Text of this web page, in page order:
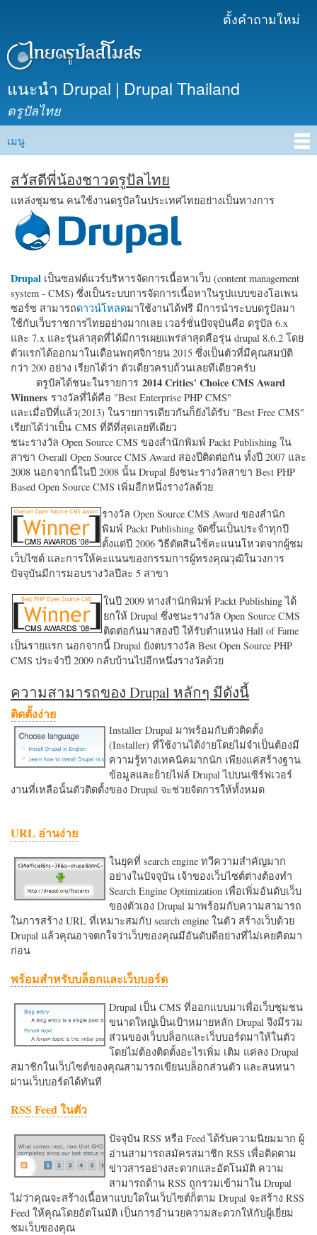
เนื้อหา
ตั้งคำถามใหม่
แนะนำ Drupal | Drupal Thailand
ดรูปัลไทย
Main menu
เมนู
สวัสดีพี่น้องชาวดรูปัลไทย
แหล่งชุมชน คนใช้งานดรูปัลในประเทศไทยอย่างเป็นทางการ
Drupal เป็นซอฟต์แวร์บริหารจัดการเนื้อหาเว็บ (content management
system - CMS) ซึ่งเป็นระบบการจัดการเนื้อหาในรูปแบบของโอเพน
ซอร์ซ สามารถดาวน์โหลดมาใช้งานได้ฟรี มีการนำระบบดรูปัลมา
ใช้กับเว็บราชการไทยอย่างมากเลย เวอร์ชั่นปัจจุบันคือ ดรูปัล 6.x
และ 7.x และรุ่นล่าสุดที่ได้มีการเผยแพร่ล่าสุดคือรุ่น drupal 8.6.2 โดย
ตัวแรกได้ออกมาในเดือนพฤศจิกายน 2015 ซึ่งเป็นตัวที่มีคุณสมบัติ
กว่า 200 อย่าง เรียกได้ว่า ตัวเดียวครบถ้วนเลยทีเดียวครับ
ดรูปัลได้ชนะในรายการ 2014 Critics' Choice CMS Award
Winners รางวัลที่ได้คือ "Best Enterprise PHP CMS"
และเมื่อปีที่แล้ว(2013) ในรายการเดียวกันก็ยังได้รับ "Best Free CMS"
เรียกได้ว่าเป็น CMS ที่ดีที่สุดเลยทีเดียว
ชนะรางวัล Open Source CMS ของสำนักพิมพ์ Packt Publishing ใน
สาขา Overall Open Source CMS Award สองปีติดต่อกัน ทั้งปี 2007 และ
2008 นอกจากนี้ในปี 2008 นั้น Drupal ยังชนะรางวัลสาขา Best PHP
Based Open Source CMS เพิ่มอีกหนึ่งรางวัลด้วย
รางวัล Open Source CMS Award ของสำนัก
พิมพ์ Packt Publishing จัดขึ้นเป็นประจำทุกปี
ตั้งแต่ปี 2006 วิธีตัดสินใช้คะแนนโหวตจากผู้ชม
เว็บไซต์ และการให้คะแนนของกรรมการผู้ทรงคุณวุฒิในวงการ
ปัจจุบันมีการมอบรางวัลปีละ 5 สาขา
ในปี 2009 ทางสำนักพิมพ์ Packt Publishing ได้
ยกให้ Drupal ซึ่งชนะรางวัล Open Source CMS
ติดต่อกันมาสองปี ให้รับตำแหน่ง Hall of Fame
เป็นรายแรก นอกจากนี้ Drupal ยังตบรางวัล Best Open Source PHP
CMS ประจำปี 2009 กลับบ้านไปอีกหนึ่งรางวัลด้วย
ความสามารถของ Drupal หลักๆ มีดังนี้
ติดตั้งง่าย
Installer Drupal มาพร้อมกับตัวติดตั้ง
(Installer) ที่ใช้งานได้ง่ายโดยไม่จำเป็นต้องมี
ความรู้ทางเทคนิคมากนัก เพียงแค่สร้างฐาน
ข้อมูลและย้ายไฟล์ Drupal ไปบนเซิร์ฟเวอร์
งานที่เหลือนั้นตัวติดตั้งของ Drupal จะช่วยจัดการให้ทั้งหมด
URL อ่านง่าย
ในยุคที่ search engine ทวีความสำคัญมาก
อย่างในปัจจุบัน เจ้าของเว็บไซต์ต่างต้องทำ
Search Engine Optimization เพื่อเพิ่มอันดับเว็บ
ของตัวเอง Drupal มาพร้อมกับความสามารถ
ในการสร้าง URL ที่เหมาะสมกับ search engine ในตัว สร้างเว็บด้วย
Drupal แล้วคุณอาจตกใจว่าเว็บของคุณมีอันดับดีอย่างที่ไม่เคยคิดมา
ก่อน
พร้อมสำหรับบล็อกและเว็บบอร์ด
Drupal เป็น CMS ที่ออกแบบมาเพื่อเว็บชุมชน
ขนาดใหญ่เป็นเป้าหมายหลัก Drupal จึงมีรวม
ส่วนของเว็บบล็อกและเว็บบอร์ดมาให้ในตัว
โดยไม่ต้องติดตั้งอะไรเพิ่ม เติม แค่ลง Drupal
สมาชิกในเว็บไซต์ของคุณสามารถเขียนบล็อกส่วนตัว และสนทนา
ผ่านเว็บบอร์ดได้ทันที
RSS Feed ในตัว
ปัจจุบัน RSS หรือ Feed ได้รับความนิยมมาก ผู้
อ่านสามารถสมัครสมาชิก RSS เพื่อติดตาม
ข่าวสารอย่างสะดวกและอัตโนมัติ ความ
สามารถด้าน RSS ถูกรวมเข้ามาใน Drupal
ไม่ว่าคุณจะสร้างเนื้อหาแบบใดในเว็บไซต์ก็ตาม Drupal จะสร้าง RSS
Feed ให้คุณโดยอัตโนมัติ เป็นการอำนวยความสะดวกใหักับผู้เยี่ยม
ชมเว็บของคุณ